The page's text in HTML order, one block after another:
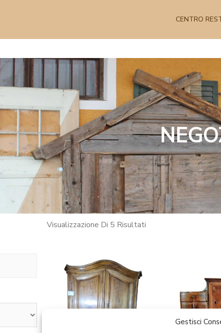
Gestisci
CENTRO
Visualizzazione Di 5 Risultati